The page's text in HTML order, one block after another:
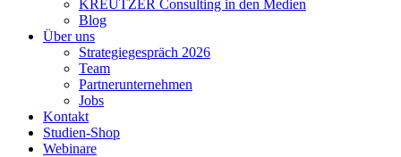
KREUTZER Consulting in den Medien
Blog
Über uns
Strategiegespräch 2026
Team
Partnerunternehmen
Jobs
Kontakt
Studien-Shop
Webinare